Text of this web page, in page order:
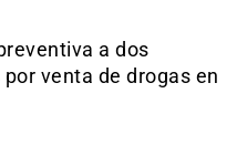
a dos
venta de drogas en